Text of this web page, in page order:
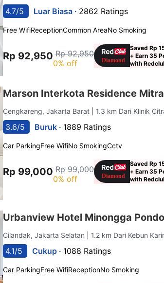
4.7/5 Luar Biasa · 2862 Ratings
Free WifiReceptionCommon AreaNo Smoking
Rp 92,950 Rp 92,950
0% off
Saved Rp
+ Earn 35
with
Marson Interkota Residence
Cengkareng, Jakarta Barat | 1.3 km Dari Klinik
3.6/5 Buruk · 1889 Ratings
Car ParkingFree WifiNo SmokingCctv
Rp 99,000 Rp 99,000
0% off
Saved Rp
+ Earn 35
with
Urbanview Hotel Minongga
Cilandak, Jakarta Selatan | 1.2 km Dari Kebun
4.1/5 Cukup · 1088 Ratings
Car ParkingFree WifiReceptionNo Smoking